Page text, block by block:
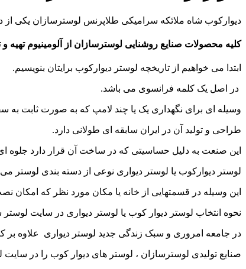
دیوارکوب شاه ملائکه سرامیکی طلاپرنس لوسترسازان یکی از
کلیه محصولات صنایع روشنایی لوسترسازان از آلومینیوم تهیه
ابتدا می خواهیم از تاریخچه لوستر دیوارکوب برایتان بنویسیم.
در اصل یک کلمه فرانسوی می باشد.
وسیله ای برای نگهداری یک یا چند لامپ که به صورت ثابت به
طراحی و تولید آن در ایران سابقه ای طولانی دارد.
این صنعت به دلیل حساسیتی که در ساخت آن قرار دارد جلوه
لوستر دیوارکوب یا لوستر دیواری نوعی از دسته بندی لوستر
این وسیله در قسمتهایی از خانه یا مکان مورد نظر که
نحوه انتخاب لوستر دیوار کوب یا لوستر دیواری در سایت
در جامعه امروری و سبک زندگی جدید لوستر دیواری علاوه
صنایع تولیدی لوسترسازان ، لوستر های دیوار کوب را در